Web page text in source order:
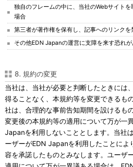
独自のフレームの中に、当社のWebサイト
場合
第三者が著作権を保有し、記事へのリンク
その他EDN Japanの運営に支障を来す恐れ
8. 規約の変更
当社は、当社が必要と判断したときには
得ることなく、本規約等を変更できるも
社は、合理的な事前告知期間を設けるも
変更後の本規約等の適用について万が一
Japanを利用しないこととします。当社
ーザーがEDN Japanを利用したことによ
容を承諾したものとみなします。ユーザ